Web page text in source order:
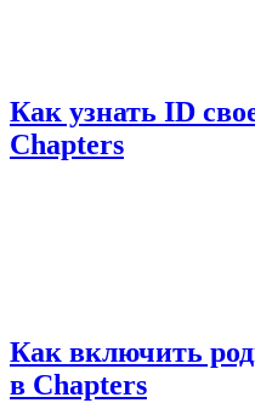
Как узнать ID
Chapters
Как включить
в Chapters